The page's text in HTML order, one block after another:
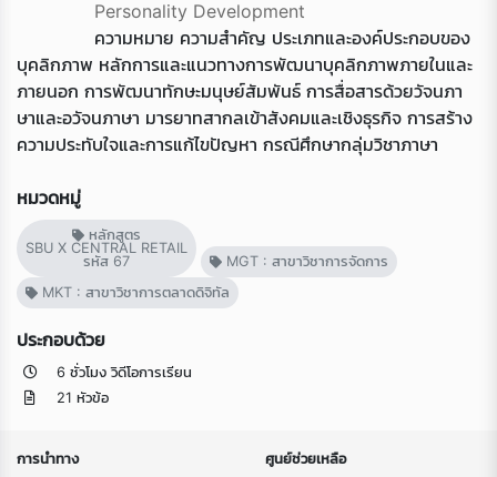
Personality Development
ความหมาย ความสำคัญ ประเภทและองค์ประกอบของ
บุคลิกภาพ หลักการและแนวทางการพัฒนาบุคลิกภาพภายในและ
ภายนอก การพัฒนาทักษะมนุษย์สัมพันธ์ การสื่อสารด้วยวัจนภา
ษาและอวัจนภาษา มารยาทสากลเข้าสังคมและเชิงธุรกิจ การสร้าง
ความประทับใจและการแก้ไขปัญหา กรณีศึกษากลุ่มวิชาภาษา
หมวดหมู่
หลักสูตร
SBU X CENTRAL RETAIL
รหัส 67
MGT : สาขาวิชาการจัดการ
MKT : สาขาวิชาการตลาดดิจิทัล
ประกอบด้วย
6 ชั่วโมง วิดีโอการเรียน
21 หัวข้อ
การนำทาง ศูนย์ช่วยเหลือ